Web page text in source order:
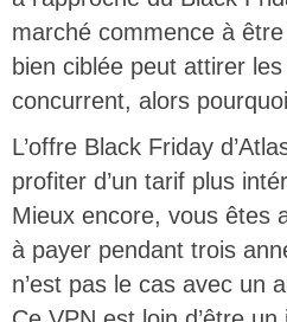
marché commence à
bien ciblée peut attirer
concurrent, alors
L’offre Black Friday
profiter d’un tarif plus
Mieux encore, vous êtes
à payer pendant trois
n’est pas le cas avec un